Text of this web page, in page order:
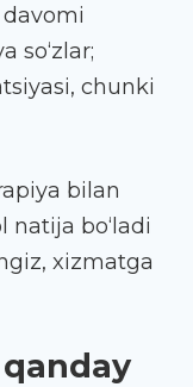
so‘zlar;
chunki
bilan
natija bo‘ladi
xizmatga